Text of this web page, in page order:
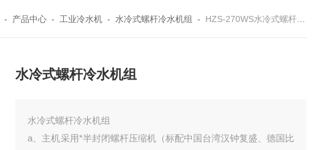
- 产品中心 - 工业冷水机 - 水冷式螺杆冷水机组 - HZS-270WS水冷式螺杆冷水机组
水冷式螺杆冷水机组
水冷式螺杆冷水机组
a、主机采用*半封闭螺杆压缩机（标配中国台湾汉钟复盛、德国比